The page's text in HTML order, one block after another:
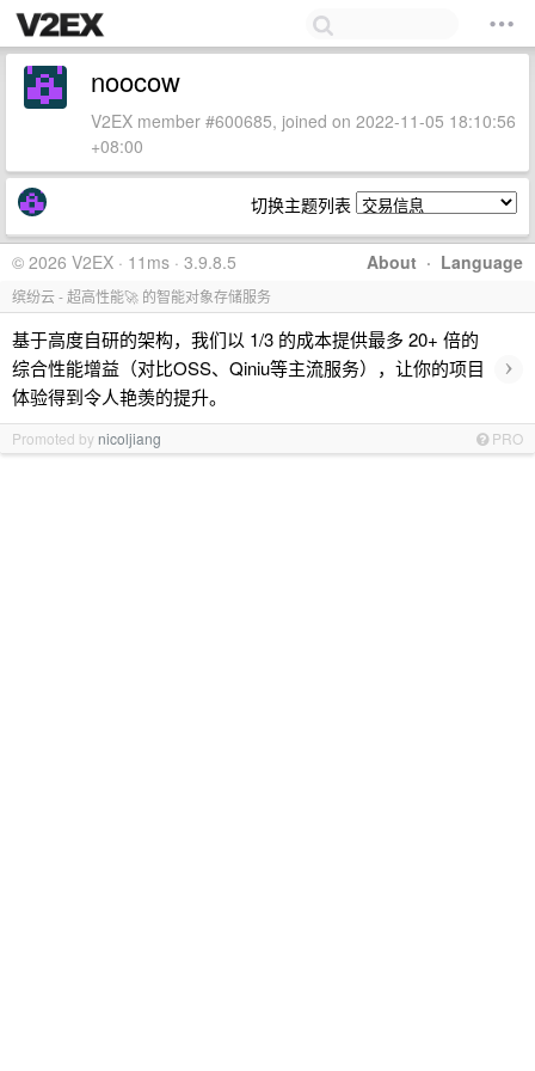
noocow
V2EX member #600685, joined on 2022-11-05 18:10:56
+08:00
切换主题列表
About · Language
© 2026 V2EX · 11ms · 3.9.8.5
缤纷云 - 超高性能🚀 的智能对象存储服务
基于高度自研的架构，我们以 1/3 的成本提供最多 20+ 倍的
综合性能增益（对比OSS、Qiniu等主流服务），让你的项目
体验得到令人艳羡的提升。
›
Promoted by nicoljiang PRO